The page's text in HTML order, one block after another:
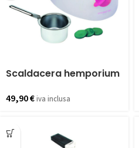
Scaldacera hemporium
49,90€iva inclusa